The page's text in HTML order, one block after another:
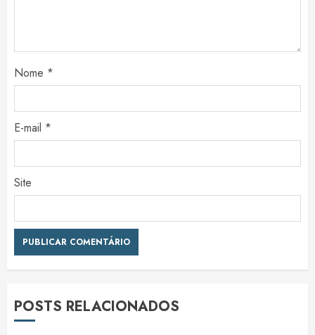
Nome *
E-mail *
Site
POSTS RELACIONADOS